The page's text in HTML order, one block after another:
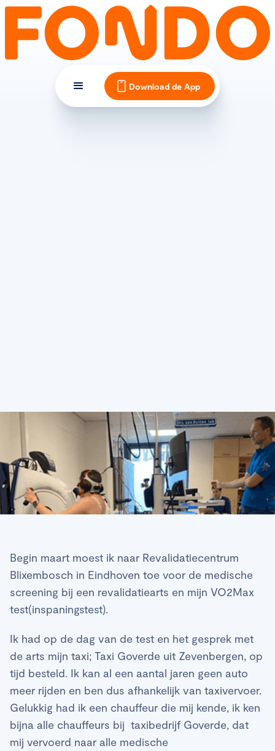
Download de App
Begin maart moest ik naar Revalidatiecentrum
Blixembosch in Eindhoven toe voor de medische
screening bij een revalidatiearts en mijn VO2Max
test(inspaningstest).
Ik had op de dag van de test en het gesprek met
de arts mijn taxi; Taxi Goverde uit Zevenbergen, op
tijd besteld. Ik kan al een aantal jaren geen auto
meer rijden en ben dus afhankelijk van taxivervoer.
Gelukkig had ik een chauffeur die mij kende, ik ken
bijna alle chauffeurs bij taxibedrijf Goverde, dat
mij vervoerd naar alle medische